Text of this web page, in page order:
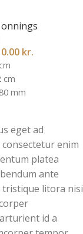
0.00 kr.
cm
mm
eget ad
enim
platea
ante
tristique litora nisi
id a